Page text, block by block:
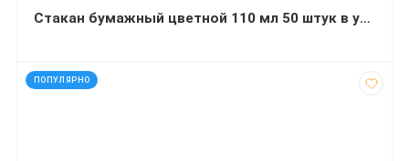
Стакан бумажный цветной 110 мл 50 штук в упаковке в ассортименте
ПОПУЛЯРНО
код: 60570